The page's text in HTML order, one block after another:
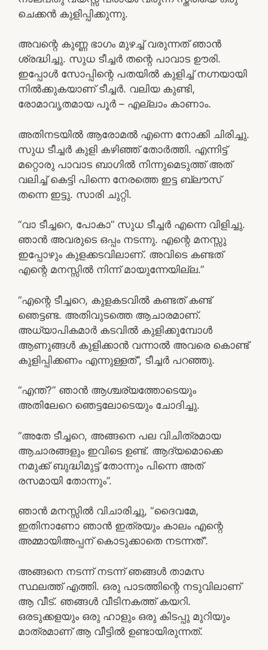
ചെക്കൻ കുളിപ്പിക്കുന്നു.
അവന്റെ കുണ്ണ ഭാഗം മുഴച്ച് വരുന്നത് ഞാൻ
ശ്രദ്ധിച്ചു. സുധ ടീച്ചർ തന്റെ പാവാട ഊരി.
ഇപ്പോൾ സോപ്പിന്റെ പതയിൽ കുളിച്ച് നഗ്നയായി
നിൽക്കുകയാണ് ടീച്ചർ. വലിയ കുണ്ടി,
രോമാവൃതമായ പൂർ – എല്ലാം കാണാം.
അതിനടയിൽ ആരോമൽ എന്നെ നോക്കി ചിരിച്ചു.
സുധ ടീച്ചർ കുളി കഴിഞ്ഞ് തോർത്തി. എന്നിട്ട്
മറ്റൊരു പാവാട ബാഗിൽ നിന്നുമെടുത്ത് അത്
വലിച്ച് കെട്ടി പിന്നെ നേരത്തെ ഇട്ട ബ്ലൗസ്
തന്നെ ഇട്ടു. സാരി ചുറ്റി.
“വാ ടീച്ചറെ, പോകാ” സുധ ടീച്ചർ എന്നെ വിളിച്ചു.
ഞാൻ അവരുടെ ഒപ്പം നടന്നു. എന്റെ മനസ്സു
ഇപ്പോഴും കുളക്കടവിലാണ്. അവിടെ കണ്ടത്
എന്റെ മനസ്സിൽ നിന്ന് മായുന്നേയില്ല.”
“എന്റെ ടീച്ചറെ, കുളകടവിൽ കണ്ടത് കണ്ട്
ഞെട്ടണ്ട. അതിവുടത്തെ ആചാരമാണ്.
അധ്യാപികമാർ കടവിൽ കുളിക്കുമ്പോൾ
ആണുങ്ങൾ കുളിക്കാൻ വന്നാൽ അവരെ കൊണ്ട്
കുളിപ്പിക്കണം എന്നുള്ളത്”, ടീച്ചർ പറഞ്ഞു.
“എന്ത്?” ഞാൻ ആശ്ചര്യത്തോടെയും
അതിലേറെ ഞെട്ടലോടെയും ചോദിച്ചു.
“അതേ ടീച്ചറെ, അങ്ങനെ പല വിചിത്രമായ
ആചാരങ്ങളും ഇവിടെ ഉണ്ട്. ആദ്യമൊക്കെ
നമുക്ക് ബുദ്ധിമുട്ട് തോന്നും പിന്നെ അത്
രസമായി തോന്നും”.
ഞാൻ മനസ്സിൽ വിചാരിച്ചു, “ദൈവമേ,
ഇതിനാണോ ഞാൻ ഇത്രയും കാലം എന്റെ
അമ്മായിഅപ്പന് കൊടുക്കാതെ നടന്നത്”.
അങ്ങനെ നടന്ന് നടന്ന് ഞങ്ങൾ താമസ
സ്ഥലത്ത് എത്തി. ഒരു പാടത്തിന്റെ നടുവിലാണ്
ആ വീട്. ഞങ്ങൾ വീടിനകത്ത് കയറി.
ഒരടുക്കളയും ഒരു ഹാളും ഒരു കിടപ്പു മുറിയും
മാത്രമാണ് ആ വീട്ടിൽ ഉണ്ടായിരുന്നത്.